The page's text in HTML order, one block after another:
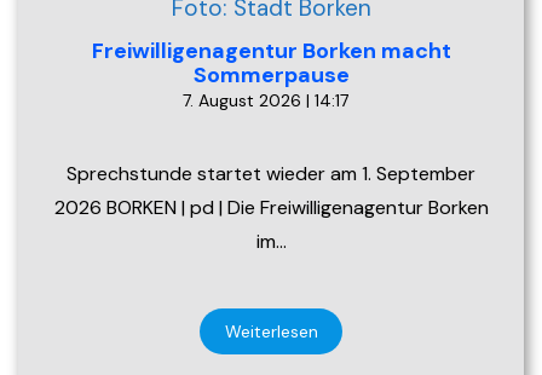
Freiwilligenagentur Borken macht
Sommerpause
7. August 2026 | 14:17
Sprechstunde startet wieder am 1. September
2026 BORKEN | pd | Die Freiwilligenagentur Borken
im…
Weiterlesen